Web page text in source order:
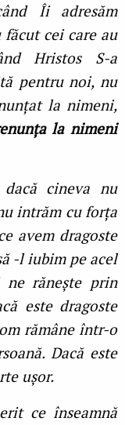
Îi adresăm
cei care au
Hristos S-a
pentru noi, nu
la nimeni,
la nimeni
cineva nu
intrăm cu forța
avem dragoste
-l iubim pe acel
rănește prin
este dragoste
rămâne într-o
Dacă este
ușor.
ce înseamnă